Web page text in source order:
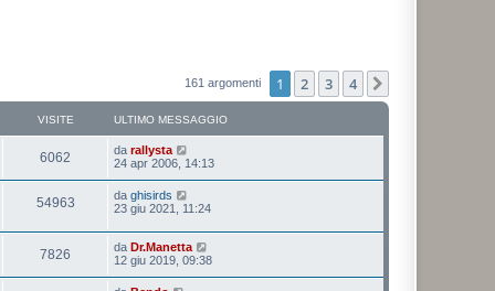
161 argomenti 1 2 3 4
VISITE ULTIMO MESSAGGIO
6062 da rallysta
24 apr 2006, 14:13
54963 da ghisirds
23 giu 2021, 11:24
7826 da Dr.Manetta
12 giu 2019, 09:38